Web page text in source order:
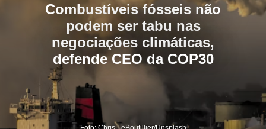
Combustíveis fósseis não
podem ser tabu nas
negociações climáticas,
defende CEO da COP30